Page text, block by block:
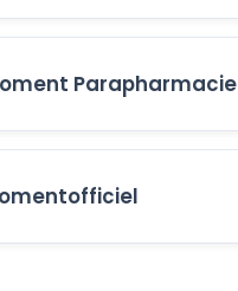
Parapharmacie